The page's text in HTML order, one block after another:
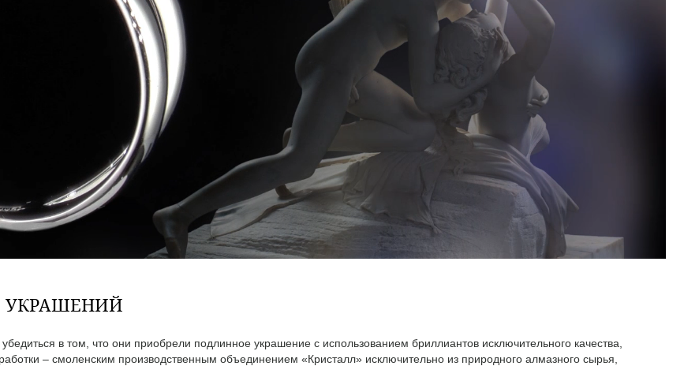
УКРАШЕНИЙ
в том, что они приобрели подлинное украшение с использованием бриллиантов исключительного качества,
– смоленским производственным объединением «Кристалл» исключительно из природного алмазного сырья,